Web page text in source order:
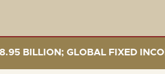
GLOBAL FIXED